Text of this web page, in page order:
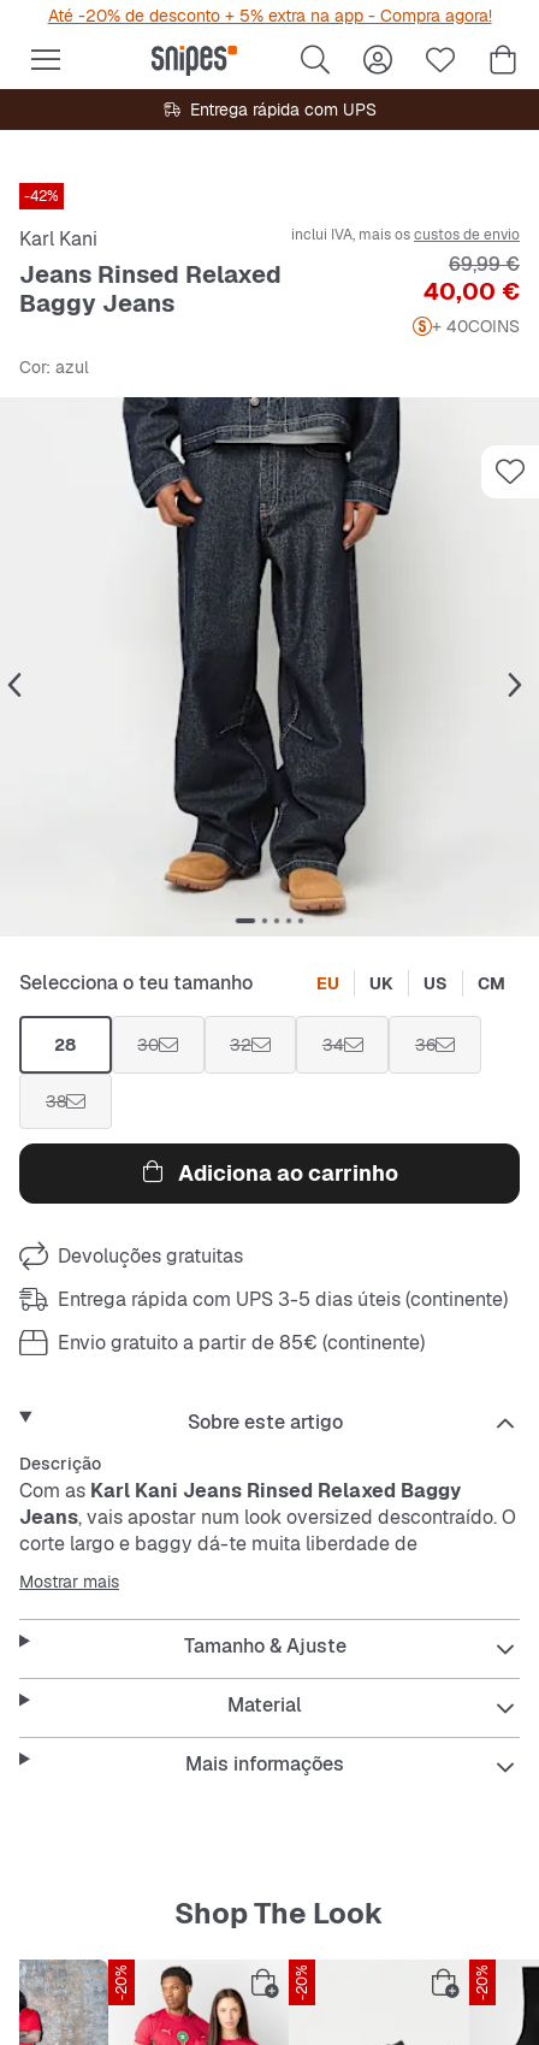
Até -20% de desconto + 5% extra na app - Compra agora!
Entrega rápida com UPS
-42%
Karl Kani
Jeans Rinsed Relaxed
Baggy Jeans
inclui IVA, mais oscustos de envio
Preço
40,00 €
Preço
69,99 €
+ 40COINS
Cor: azul
Selecciona o teu tamanho EU UK US CM
28 30 32 34 36
38
Adiciona ao carrinho
Devoluções gratuitas
Entrega rápida com UPS 3-5 dias úteis (continente)
Envio gratuito a partir de 85€ (continente)
Sobre este artigo
Descrição
Com as Karl Kani Jeans Rinsed Relaxed Baggy
Jeans, vais apostar num look oversized descontraído. O
corte largo e baggy dá-te muita liberdade de
movimento e um estilo relaxado. Estes jeans são
resistentes e fáceis de cuidar – perfeitos para o teu dia a
dia.
Features:
Material denim resistente
Fáceis de cuidar e duradouros
Azul clássico com detalhes marcantes
Mostrar mais
Tamanho & Ajuste
Material
Mais informações
Shop The Look
-20% -20% -20%